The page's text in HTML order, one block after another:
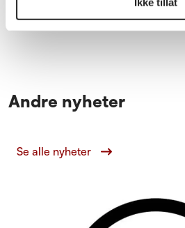
Vi inviterer til Seniordagar i
Andre nyheter
Se alle nyheter